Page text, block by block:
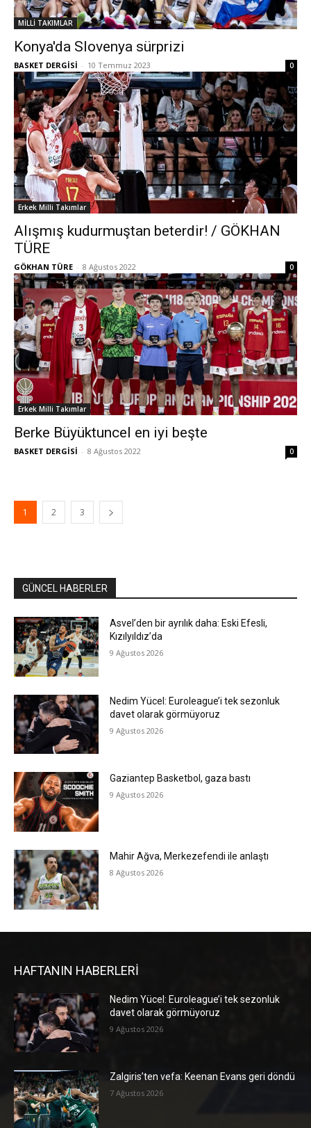
MİLLİ TAKIMLAR
Konya'da Slovenya sürprizi
BASKET DERGİSİ - 10 Temmuz 2023 0
Erkek Milli Takımlar
Alışmış kudurmuştan beterdir! / GÖKHAN
TÜRE
GÖKHAN TÜRE - 8 Ağustos 2022 0
Erkek Milli Takımlar
Berke Büyüktuncel en iyi beşte
BASKET DERGİSİ - 8 Ağustos 2022 0
1 2 3
GÜNCEL HABERLER
Asvel’den bir ayrılık daha: Eski Efesli,
Kızılyıldız’da
9 Ağustos 2026
Nedim Yücel: Euroleague’i tek sezonluk
davet olarak görmüyoruz
9 Ağustos 2026
Gaziantep Basketbol, gaza bastı
9 Ağustos 2026
Mahir Ağva, Merkezefendi ile anlaştı
8 Ağustos 2026
HAFTANIN HABERLERİ
Nedim Yücel: Euroleague’i tek sezonluk
davet olarak görmüyoruz
9 Ağustos 2026
Zalgiris’ten vefa: Keenan Evans geri döndü
7 Ağustos 2026